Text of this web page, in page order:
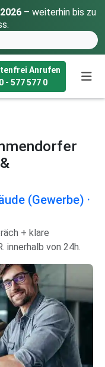
– weiterhin bis zu
Anrufen
- 577 577 0
(Gewerbe) ·
+ klare
innerhalb von 24h.